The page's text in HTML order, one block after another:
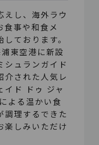
えし、海外ラウ
食事や和食メ
ております。
東空港に新設
シュランガイド
介された人気レ
イド ドゥ ジャ
よる温かい食
調理するできた
楽しみいただけ